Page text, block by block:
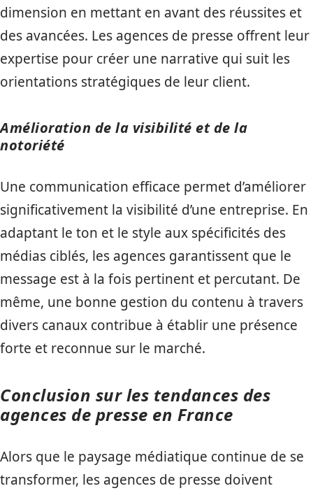
dimension en mettant en avant des réussites et
des avancées. Les agences de presse offrent leur
expertise pour créer une narrative qui suit les
orientations stratégiques de leur client.
Amélioration de la visibilité et de la
notoriété
Une communication efficace permet d’améliorer
significativement la visibilité d’une entreprise. En
adaptant le ton et le style aux spécificités des
médias ciblés, les agences garantissent que le
message est à la fois pertinent et percutant. De
même, une bonne gestion du contenu à travers
divers canaux contribue à établir une présence
forte et reconnue sur le marché.
Conclusion sur les tendances des
agences de presse en France
Alors que le paysage médiatique continue de se
transformer, les agences de presse doivent